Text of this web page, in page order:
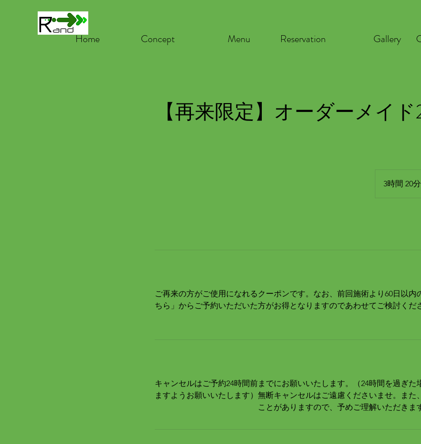
Home Concept Menu Reservation Gallery
【再来限定】オーダーメイ
3時間 20分
ご再来の方がご使用になれるクーポンです。なお、前回施術より60日以内
ちら」からご予約いただいた方がお得となりますのであわせてご検討くだ
キャンセルはご予約24時間前までにお願いいたします。（24時間を過ぎた
ますようお願いいたします）無断キャンセルはご遠慮くださいませ。また
ことがありますので、予めご理解いただきま